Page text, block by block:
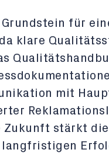
für
klare
mit
Zukunft stärkt
langfristigen